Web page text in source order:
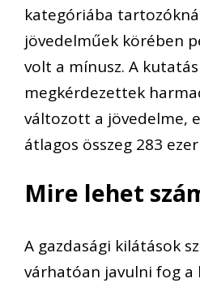
kategóriába
jövedelműek körében
volt a mínusz. A
megkérdezettek
változott a jövedelme,
átlagos összeg 283
Mire lehet
A gazdasági kilátások
várhatóan javulni fog a